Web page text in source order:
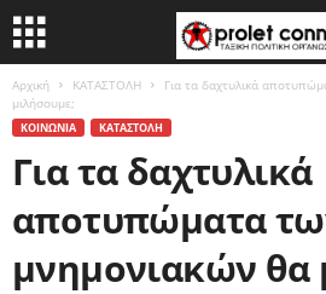
Αρχική ΚΑΤΑΣΤΟΛΗ
Για τα δαχτυλικά
μιλήσουμε;
ΚΟΙΝΩΝΙΑ ΚΑΤΑΣΤΟΛΗ
Για τα δαχτυλικά
αποτυπώματα
μνημονιακών θα